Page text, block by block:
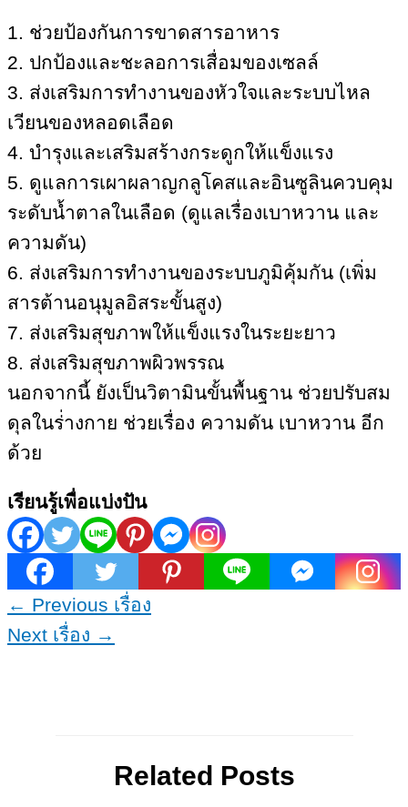
1. ช่วยป้องกันการขาดสารอาหาร
2. ปกป้องและชะลอการเสื่อมของเซลล์
3. ส่งเสริมการทำงานของหัวใจและระบบไหล
เวียนของหลอดเลือด
4. บำรุงและเสริมสร้างกระดูกให้แข็งแรง
5. ดูแลการเผาผลาญกลูโคสและอินซูลินควบคุม
ระดับน้ำตาลในเลือด (ดูแลเรื่องเบาหวาน และ
ความดัน)
6. ส่งเสริมการทำงานของระบบภูมิคุ้มกัน (เพิ่ม
สารต้านอนุมูลอิสระขั้นสูง)
7. ส่งเสริมสุขภาพให้แข็งแรงในระยะยาว
8. ส่งเสริมสุขภาพผิวพรรณ
นอกจากนี้ ยังเป็นวิตามินขั้นพื้นฐาน ช่วยปรับสม
ดุลในร่่างกาย ช่วยเรื่อง ความดัน เบาหวาน อีก
ด้วย
เรียนรู้เพื่อแบ่งปัน
← Previous เรื่อง
Next เรื่อง →
Related Posts